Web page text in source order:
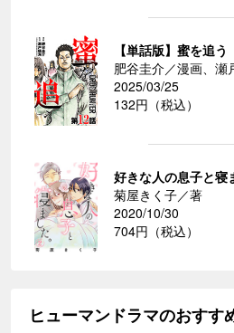
【単話版】蜜を追
肥谷圭介／漫画、瀬
2025/03/25
132円（税込）
好きな人の息子と
菊屋きく子／著
2020/10/30
704円（税込）
ヒューマンドラマのおすす